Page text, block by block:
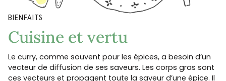
BIENFAITS
Cuisine et vertu
Le curry, comme souvent pour les épices, a besoin d’un
vecteur de diffusion de ses saveurs. Les corps gras sont
ces vecteurs et propagent toute la saveur d’une épice. Il